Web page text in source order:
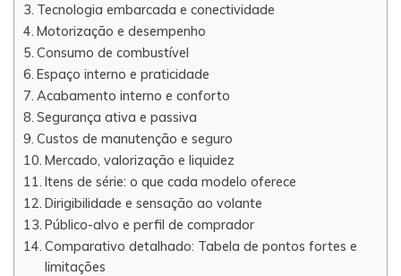
Tecnologia embarcada e conectividade
Motorização e desempenho
Consumo de combustível
Espaço interno e praticidade
Acabamento interno e conforto
Segurança ativa e passiva
Custos de manutenção e seguro
Mercado, valorização e liquidez
Itens de série: o que cada modelo oferece
Dirigibilidade e sensação ao volante
Público-alvo e perfil de comprador
Comparativo detalhado: Tabela de pontos fortes e
limitações